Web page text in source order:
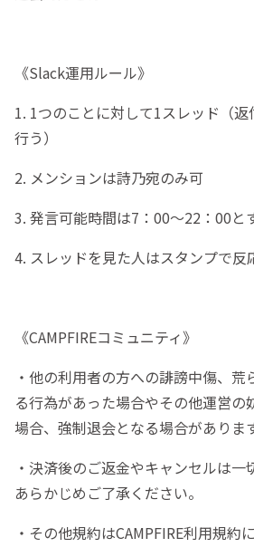
《Slack運用ルール》
1. 1つのことに対して1スレッド（
行う）
2. メンションは詩乃宛のみ可
3. 発言可能時間は7：00〜22：00と
4. スレッドを見た人はスタンプで反
《CAMPFIREコミュニティ》
・他の利用者の方への誹謗中傷、
る行為があった場合やその他運営の
場合、強制退会となる場合があります
・決済後のご返金やキャンセルは一
あらかじめご了承ください。
・その他規約はCAMPFIRE利用規約